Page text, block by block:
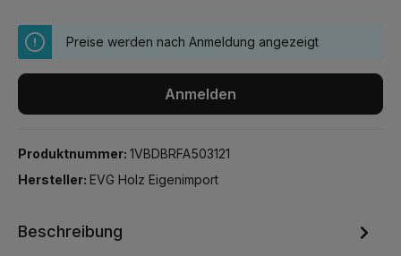
Preise werden nach Anmeldung angezeigt
Anmelden
Produktnummer: 1VBDBRFA503121
Hersteller: EVG Holz Eigenimport
Beschreibung